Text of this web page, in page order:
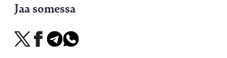
Jaa somessa
Jaa
X-
Jaa
Facebookissa
Jaa
Telegramissa
Jaa
WhatsAppissa